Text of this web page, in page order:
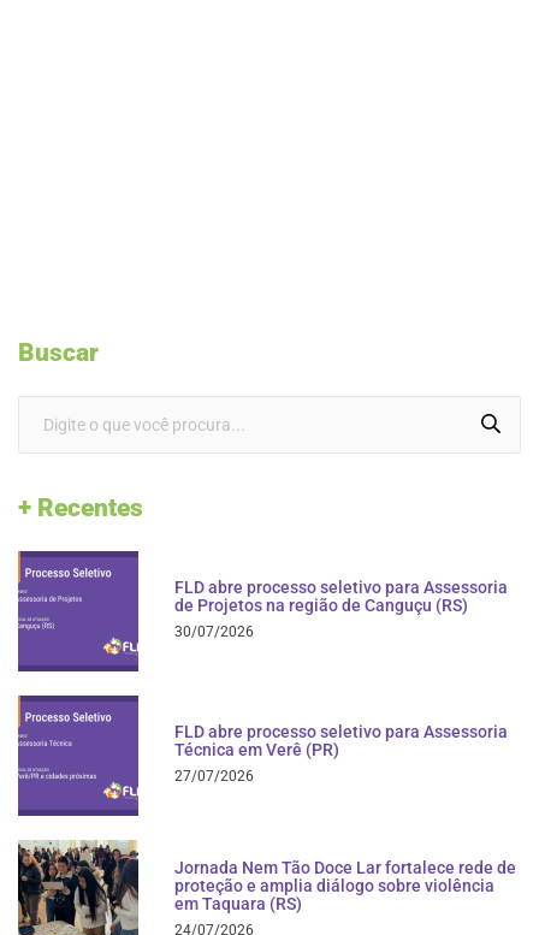
Buscar
+ Recentes
FLD abre processo seletivo para Assessoria
de Projetos na região de Canguçu (RS)
30/07/2026
FLD abre processo seletivo para Assessoria
Técnica em Verê (PR)
27/07/2026
Jornada Nem Tão Doce Lar fortalece rede de
proteção e amplia diálogo sobre violência
em Taquara (RS)
24/07/2026